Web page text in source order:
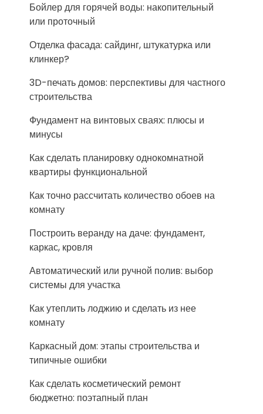
Бойлер для горячей воды: накопительный
или проточный
Отделка фасада: сайдинг, штукатурка или
клинкер?
3D-печать домов: перспективы для частного
строительства
Фундамент на винтовых сваях: плюсы и
минусы
Как сделать планировку однокомнатной
квартиры функциональной
Как точно рассчитать количество обоев на
комнату
Построить веранду на даче: фундамент,
каркас, кровля
Автоматический или ручной полив: выбор
системы для участка
Как утеплить лоджию и сделать из нее
комнату
Каркасный дом: этапы строительства и
типичные ошибки
Как сделать косметический ремонт
бюджетно: поэтапный план